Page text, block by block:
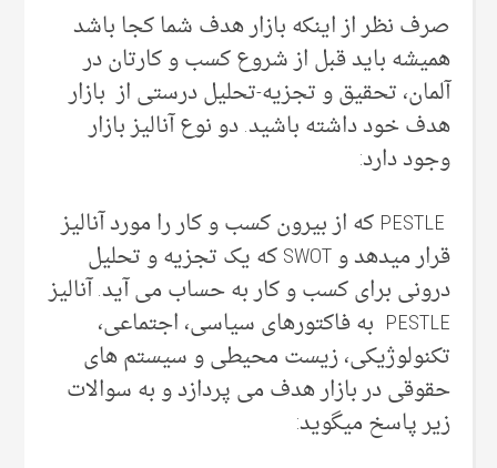
صرف نظر از اینکه بازار هدف شما کجا باشد
همیشه باید قبل از شروع کسب و کارتان در
آلمان، تحقیق و تجزیه-تحلیل درستی از بازار
هدف خود داشته باشید. دو نوع آنالیز بازار
وجود دارد:
PESTLE که از بیرون کسب و کار را مورد آنالیز
قرار میدهد و SWOT که یک تجزیه و تحلیل
درونی برای کسب و کار به حساب می آید. آنالیز
PESTLE به فاکتورهای سیاسی، اجتماعی،
تکنولوژیکی، زیست محیطی و سیستم های
حقوقی در بازار هدف می پردازد و به سوالات
زیر پاسخ میگوید: